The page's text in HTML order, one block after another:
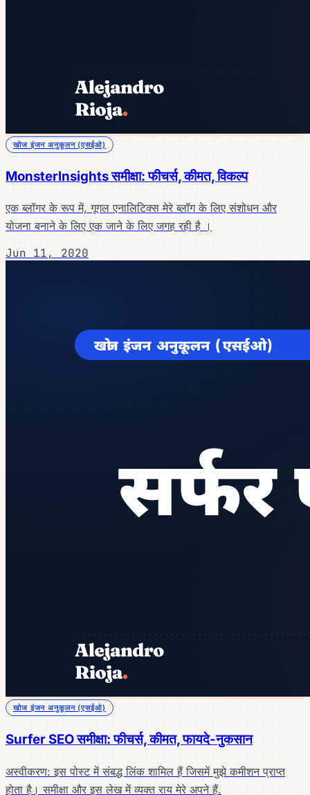
खोज इंजन अनुकूलन (एसईओ)
MonsterInsights समीक्षा: फीचर्स, कीमत, विकल्प
एक ब्लॉगर के रूप में, गूगल एनालिटिक्स मेरे ब्लॉग के लिए संशोधन और
योजना बनाने के लिए एक जाने के लिए जगह रही है ।
Jun 11, 2020
खोज इंजन अनुकूलन (एसईओ)
Surfer SEO समीक्षा: फीचर्स, कीमत, फायदे-नुकसान
अस्वीकरण: इस पोस्ट में संबद्ध लिंक शामिल हैं जिसमें मुझे कमीशन प्राप्त
होता है। समीक्षा और इस लेख में व्यक्त राय मेरे अपने हैं.